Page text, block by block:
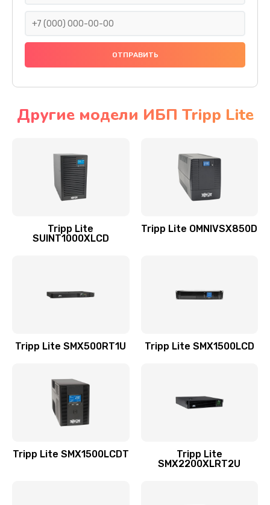
Другие модели ИБП Tripp Lite
Tripp Lite
SUINT1000XLCD
Tripp Lite OMNIVSX850D
Tripp Lite SMX500RT1U Tripp Lite SMX1500LCD
Tripp Lite SMX1500LCDT
Tripp Lite
SMX2200XLRT2U